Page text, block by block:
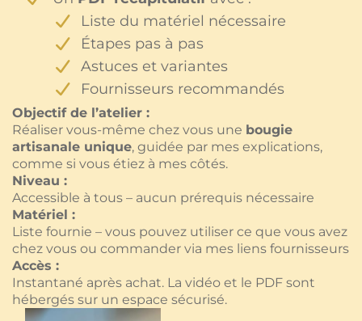
Liste du matériel nécessaire
Étapes pas à pas
Astuces et variantes
Fournisseurs recommandés
Objectif de l’atelier :
Réaliser vous-même chez vous une bougie
artisanale unique, guidée par mes explications,
comme si vous étiez à mes côtés.
Niveau :
Accessible à tous – aucun prérequis nécessaire
Matériel :
Liste fournie – vous pouvez utiliser ce que vous avez
chez vous ou commander via mes liens fournisseurs
Accès :
Instantané après achat. La vidéo et le PDF sont
hébergés sur un espace sécurisé.